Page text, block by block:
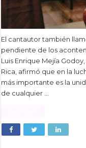
El cantautor también
pendiente de los
Luis Enrique Mejía
Rica, afirmó que en la
más importante es la
de cualquier …